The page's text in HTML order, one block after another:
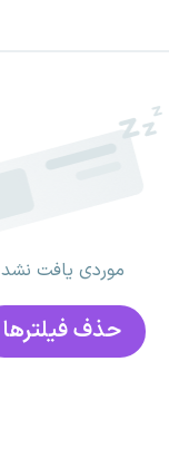
موردی یافت نشد
حذف فیلتر‌ها